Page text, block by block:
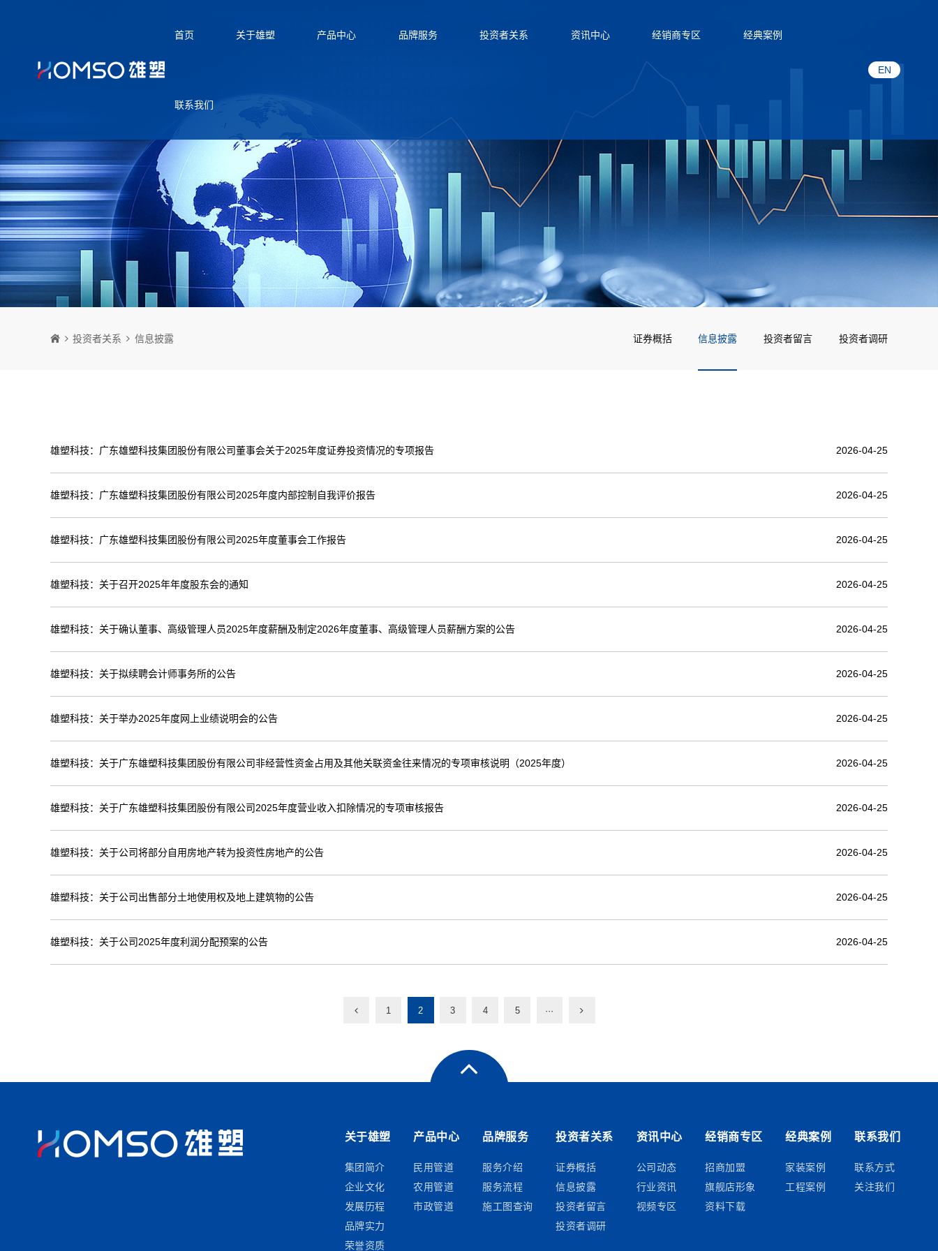
首页 关于雄塑 产品中心 品牌服务 投资者关系 资讯中心 经销商专区 经典案例
联系我们
EN
投资者关系 信息披露 证券概括 信息披露 投资者留言 投资者调研
雄塑科技：广东雄塑科技集团股份有限公司董事会关于2025年度证券投资情况的专项报告 2026-04-25
雄塑科技：广东雄塑科技集团股份有限公司2025年度内部控制自我评价报告 2026-04-25
雄塑科技：广东雄塑科技集团股份有限公司2025年度董事会工作报告 2026-04-25
雄塑科技：关于召开2025年年度股东会的通知 2026-04-25
雄塑科技：关于确认董事、高级管理人员2025年度薪酬及制定2026年度董事、高级管理人员薪酬方案的公告 2026-04-25
雄塑科技：关于拟续聘会计师事务所的公告 2026-04-25
雄塑科技：关于举办2025年度网上业绩说明会的公告 2026-04-25
雄塑科技：关于广东雄塑科技集团股份有限公司非经营性资金占用及其他关联资金往来情况的专项审核说明（2025年度） 2026-04-25
雄塑科技：关于广东雄塑科技集团股份有限公司2025年度营业收入扣除情况的专项审核报告 2026-04-25
雄塑科技：关于公司将部分自用房地产转为投资性房地产的公告 2026-04-25
雄塑科技：关于公司出售部分土地使用权及地上建筑物的公告 2026-04-25
雄塑科技：关于公司2025年度利润分配预案的公告 2026-04-25
1 2 3 4 5 ···
关于雄塑
集团简介
企业文化
发展历程
品牌实力
荣誉资质
产品中心
民用管道
农用管道
市政管道
品牌服务
服务介绍
服务流程
施工图查询
投资者关系
证券概括
信息披露
投资者留言
投资者调研
资讯中心
公司动态
行业资讯
视频专区
经销商专区
招商加盟
旗舰店形象
资料下载
经典案例
家装案例
工程案例
联系我们
联系方式
关注我们